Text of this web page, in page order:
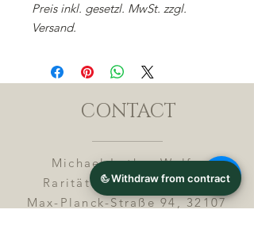
Preis inkl. gesetzl. MwSt. zzgl.
Versand.
CONTACT
Michael Lothar Wolf -
Raritäten - Warenhandel
Max-Planck-Straße 94, 32107